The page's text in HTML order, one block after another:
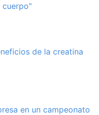
cuerpo"
de la creatina
en un campeonato